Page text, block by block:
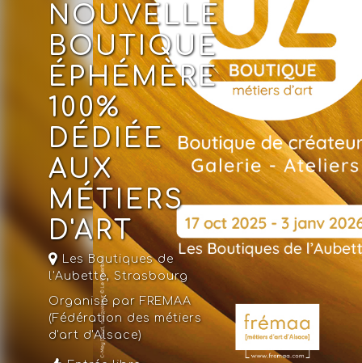
NOUVELLE
BOUTIQUE
ÉPHÉMÈRE
100%
DÉDIÉE
AUX
MÉTIERS
D'ART
Les Boutiques de
l'Aubette,Strasbourg
Organisé par FREMAA
(Fédération des métiers
d'art d'Alsace)